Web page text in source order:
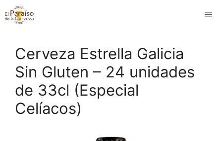
Saltar
al
Cerveza Estrella Galicia
Sin Gluten – 24 unidades
de 33cl (Especial
Celíacos)